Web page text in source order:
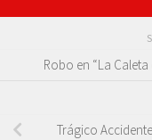
Robo en “La
Trágico